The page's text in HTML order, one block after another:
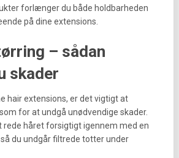
forlænger du både holdbarheden
på dine extensions.
– sådan
skader
hair extensions, er det vigtigt at
for at undgå unødvendige skader.
rede håret forsigtigt igennem med en
du undgår filtrede totter under